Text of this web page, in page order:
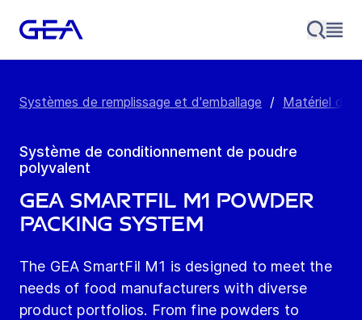
Systèmes de remplissage et d'emballage / Matériel de
Système de conditionnement de poudre
polyvalent
GEA SmartFil M1 Powder
packing system
The GEA SmartFil M1 is designed to meet the
needs of food manufacturers with diverse
product portfolios. From fine powders to